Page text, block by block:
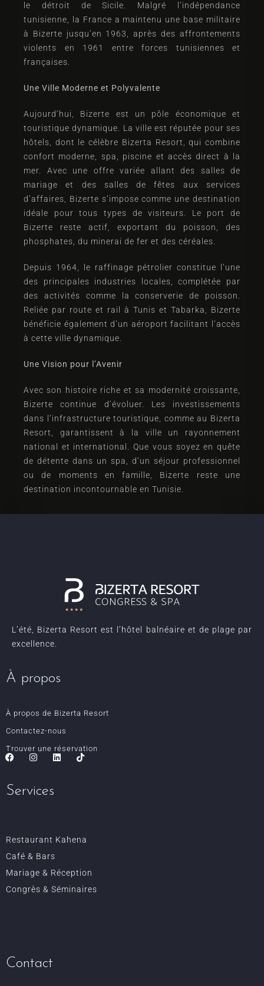
le détroit de Sicile. Malgré l’indépendance
tunisienne, la France a maintenu une base militaire
à Bizerte jusqu’en 1963, après des affrontements
violents en 1961 entre forces tunisiennes et
françaises.
Une Ville Moderne et Polyvalente
Aujourd’hui, Bizerte est un pôle économique et
touristique dynamique. La ville est réputée pour ses
hôtels, dont le célèbre Bizerta Resort, qui combine
confort moderne, spa, piscine et accès direct à la
mer. Avec une offre variée allant des salles de
mariage et des salles de fêtes aux services
d’affaires, Bizerte s’impose comme une destination
idéale pour tous types de visiteurs. Le port de
Bizerte reste actif, exportant du poisson, des
phosphates, du minerai de fer et des céréales.
Depuis 1964, le raffinage pétrolier constitue l’une
des principales industries locales, complétée par
des activités comme la conserverie de poisson.
Reliée par route et rail à Tunis et Tabarka, Bizerte
bénéficie également d’un aéroport facilitant l’accès
à cette ville dynamique.
Une Vision pour l’Avenir
Avec son histoire riche et sa modernité croissante,
Bizerte continue d’évoluer. Les investissements
dans l’infrastructure touristique, comme au Bizerta
Resort, garantissent à la ville un rayonnement
national et international. Que vous soyez en quête
de détente dans un spa, d’un séjour professionnel
ou de moments en famille, Bizerte reste une
destination incontournable en Tunisie.
L’été, Bizerta Resort est l’hôtel balnéaire et de plage par
excellence.
À propos
À propos de Bizerta Resort
Contactez-nous
Trouver une réservation
Services
Restaurant Kahena
Café & Bars
Mariage & Réception
Congrès & Séminaires
Contact
Arrivée
Départ
1 0
Chercher